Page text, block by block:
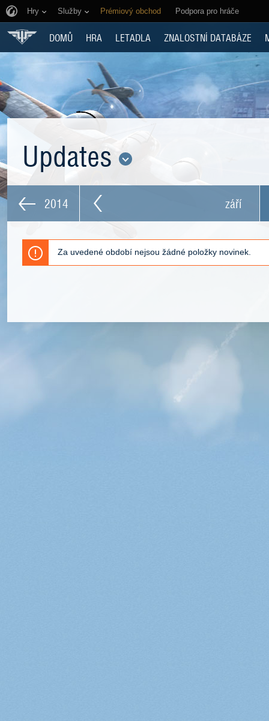
Hry Služby Prémiový obchod Podpora pro hráče
DOMŮ HRA LETADLA ZNALOSTNÍ DATABÁZE
Updates
2014 září
Za uvedené období nejsou žádné položky novinek.